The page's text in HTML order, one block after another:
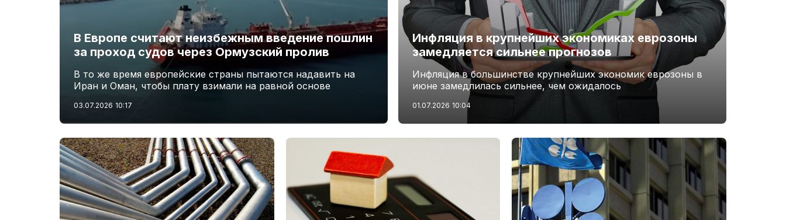
В Европе считают неизбежным введение пошлин
за проход судов через Ормузский пролив
В то же время европейские страны пытаются надавить на
Иран и Оман, чтобы плату взимали на равной основе
03.07.2026 10:17
Инфляция в крупнейших экономиках еврозоны
замедляется сильнее прогнозов
Инфляция в большинстве крупнейших экономик еврозоны в
июне замедлилась сильнее, чем ожидалось
01.07.2026 10:04